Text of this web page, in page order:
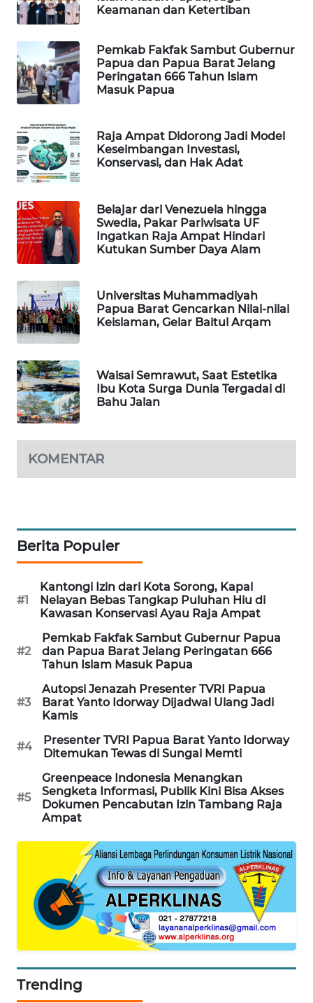
Keamanan dan Ketertiban
Pemkab Fakfak Sambut Gubernur
Papua dan Papua Barat Jelang
Peringatan 666 Tahun Islam
Masuk Papua
Raja Ampat Didorong Jadi Model
Keseimbangan Investasi,
Konservasi, dan Hak Adat
Belajar dari Venezuela hingga
Swedia, Pakar Pariwisata UF
Ingatkan Raja Ampat Hindari
Kutukan Sumber Daya Alam
Universitas Muhammadiyah
Papua Barat Gencarkan Nilai-nilai
Keislaman, Gelar Baitul Arqam
Waisai Semrawut, Saat Estetika
Ibu Kota Surga Dunia Tergadai di
Bahu Jalan
KOMENTAR
Berita Populer
#1
Kantongi Izin dari Kota Sorong, Kapal
Nelayan Bebas Tangkap Puluhan Hiu di
Kawasan Konservasi Ayau Raja Ampat
#2
Pemkab Fakfak Sambut Gubernur Papua
dan Papua Barat Jelang Peringatan 666
Tahun Islam Masuk Papua
#3
Autopsi Jenazah Presenter TVRI Papua
Barat Yanto Idorway Dijadwal Ulang Jadi
Kamis
#4
Presenter TVRI Papua Barat Yanto Idorway
Ditemukan Tewas di Sungai Memti
#5
Greenpeace Indonesia Menangkan
Sengketa Informasi, Publik Kini Bisa Akses
Dokumen Pencabutan Izin Tambang Raja
Ampat
Trending
PORTAL
KONSUMEN
FORWAMKI
FORJASIDA
NEWS
SITUNGIR
NEWS
SIDIKALANG
NEWS
SIBARAGAS
NEWS
METRO
SIANTAR
NEWS
METRO
MEDAN
METRO
JAKARTA
KRT
NEWS
KARING
NEWS
JURNAL
MARITIM
HUMBANG
GARONGGANG
NEWS
ENERGI
NEWS
NEWS